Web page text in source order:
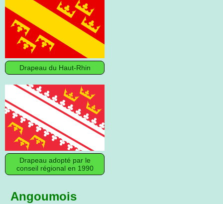
Drapeau du Haut-Rhin
Drapeau adopté par le
conseil régional en 1990
Angoumois